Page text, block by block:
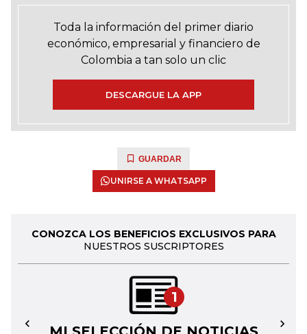
Toda la información del primer diario
económico, empresarial y financiero de
Colombia a tan solo un clic
DESCARGUE LA APP
GUARDAR
UNIRSE A WHATSAPP
CONOZCA LOS BENEFICIOS EXCLUSIVOS PARA
NUESTROS SUSCRIPTORES
1
← →